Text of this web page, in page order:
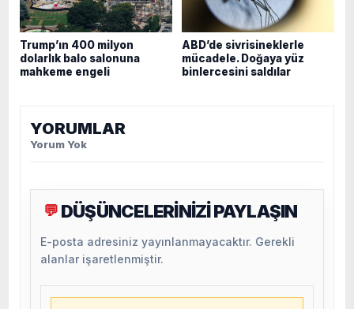
Trump’ın 400 milyon
dolarlık balo salonuna
mahkeme engeli
ABD’de sivrisineklerle
mücadele. Doğaya yüz
binlercesini saldılar
YORUMLAR
Yorum Yok
💬 DÜŞÜNCELERİNİZİ PAYLAŞIN
E-posta adresiniz yayınlanmayacaktır. Gerekli
alanlar işaretlenmiştir.